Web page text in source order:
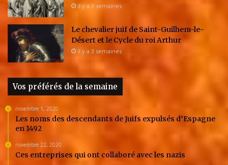
il y a 3 semaines
Le chevalier juif de Saint-Guilhem-le-
Désert et le Cycle du roi Arthur
il y a 3 semaines
Vos préférés de la semaine
novembre 1, 2020
Les noms des descendants de Juifs expulsés d’Espagne
en 1492
novembre 22, 2020
Ces entreprises qui ont collaboré avec les nazis